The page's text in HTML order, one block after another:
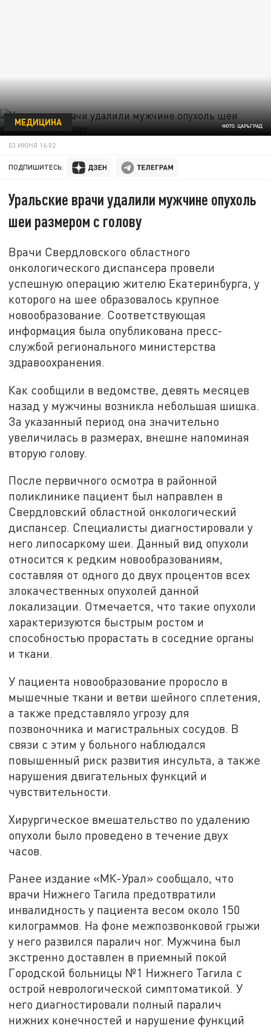
ФОТО: ЦАРЬГРАД
МЕДИЦИНА
03 ИЮНЯ 16:02
ПОДПИШИТЕСЬ:
Уральские врачи удалили мужчине опухоль
шеи размером с голову
Врачи Свердловского областного
онкологического диспансера провели
успешную операцию жителю Екатеринбурга, у
которого на шее образовалось крупное
новообразование. Соответствующая
информация была опубликована пресс-
службой регионального министерства
здравоохранения.
Как сообщили в ведомстве, девять месяцев
назад у мужчины возникла небольшая шишка.
За указанный период она значительно
увеличилась в размерах, внешне напоминая
вторую голову.
После первичного осмотра в районной
поликлинике пациент был направлен в
Свердловский областной онкологический
диспансер. Специалисты диагностировали у
него липосаркому шеи. Данный вид опухоли
относится к редким новообразованиям,
составляя от одного до двух процентов всех
злокачественных опухолей данной
локализации. Отмечается, что такие опухоли
характеризуются быстрым ростом и
способностью прорастать в соседние органы
и ткани.
У пациента новообразование проросло в
мышечные ткани и ветви шейного сплетения,
а также представляло угрозу для
позвоночника и магистральных сосудов. В
связи с этим у больного наблюдался
повышенный риск развития инсульта, а также
нарушения двигательных функций и
чувствительности.
Хирургическое вмешательство по удалению
опухоли было проведено в течение двух
часов.
Ранее издание «МК-Урал» сообщало, что
врачи Нижнего Тагила предотвратили
инвалидность у пациента весом около 150
килограммов. На фоне межпозвонковой грыжи
у него развился паралич ног. Мужчина был
экстренно доставлен в приемный покой
Городской больницы №1 Нижнего Тагила с
острой неврологической симптоматикой. У
него диагностировали полный паралич
нижних конечностей и нарушение функций